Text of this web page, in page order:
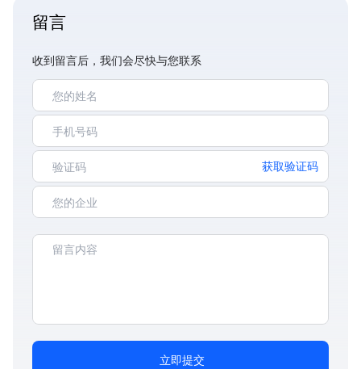
留言
收到留言后，我们会尽快与您联系
获取验证码
立即提交